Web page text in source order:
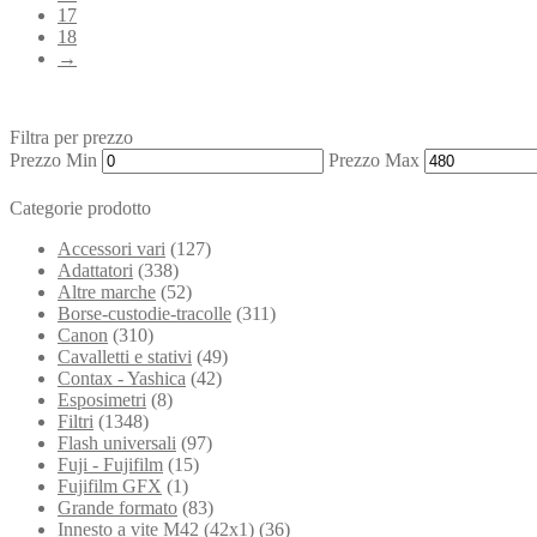
17
18
→
Filtra per prezzo
Prezzo Min
Prezzo Max
Categorie prodotto
Accessori vari (127)
Adattatori (338)
Altre marche (52)
Borse-custodie-tracolle (311)
Canon (310)
Cavalletti e stativi (49)
Contax - Yashica (42)
Esposimetri (8)
Filtri (1348)
Flash universali (97)
Fuji - Fujifilm (15)
Fujifilm GFX (1)
Grande formato (83)
Innesto a vite M42 (42x1) (36)